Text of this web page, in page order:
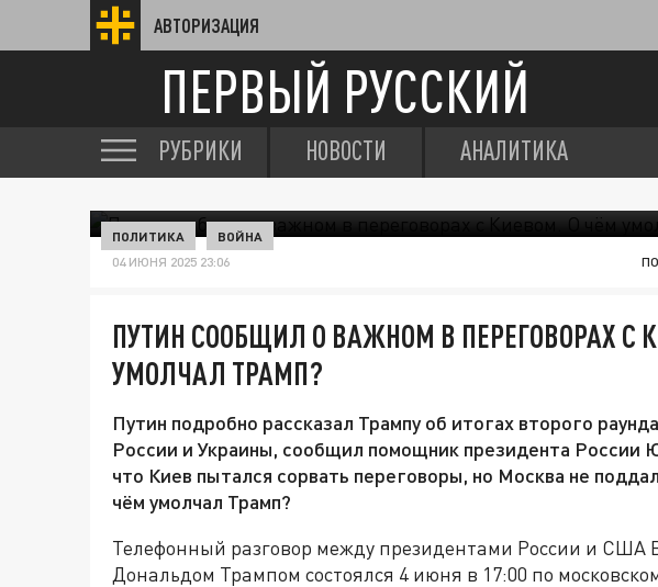
АВТОРИЗАЦИЯ
ПЕРВЫЙ РУССКИЙ
РУБРИКИ НОВОСТИ АНАЛИТИКА
ПОЛИТИКА ВОЙНА
04 ИЮНЯ 2025 23:06
ПУТИН СООБЩИЛ О ВАЖНОМ В ПЕРЕГОВОРАХ С
УМОЛЧАЛ ТРАМП?
Путин подробно рассказал Трампу об итогах второго
России и Украины, сообщил помощник президента России
что Киев пытался сорвать переговоры, но Москва не
чём умолчал Трамп?
Телефонный разговор между президентами России и
Дональдом Трампом состоялся 4 июня в 17:00 по